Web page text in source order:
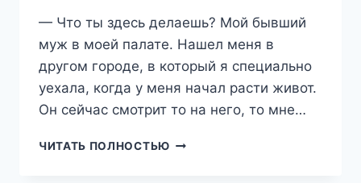
— Что ты здесь делаешь? Мой бывший
муж в моей палате. Нашел меня в
другом городе, в который я специально
уехала, когда у меня начал расти живот.
Он сейчас смотрит то на него, то мне…
ЧИТАТЬ ПОЛНОСТЬЮ ЭКС-